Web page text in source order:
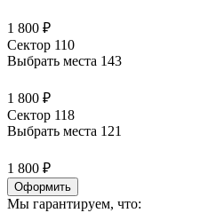
1 800 ₽
Сектор 110
Выбрать места 143
1 800 ₽
Сектор 118
Выбрать места 121
1 800 ₽
Оформить
Мы гарантируем, что: